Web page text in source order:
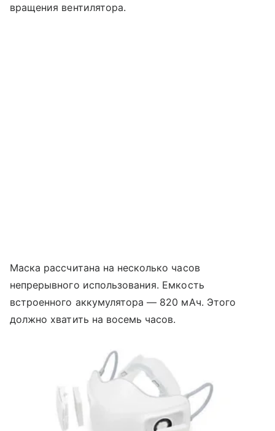
вращения вентилятора.
Маска рассчитана на несколько часов
непрерывного использования. Емкость
встроенного аккумулятора — 820 мАч. Этого
должно хватить на восемь часов.